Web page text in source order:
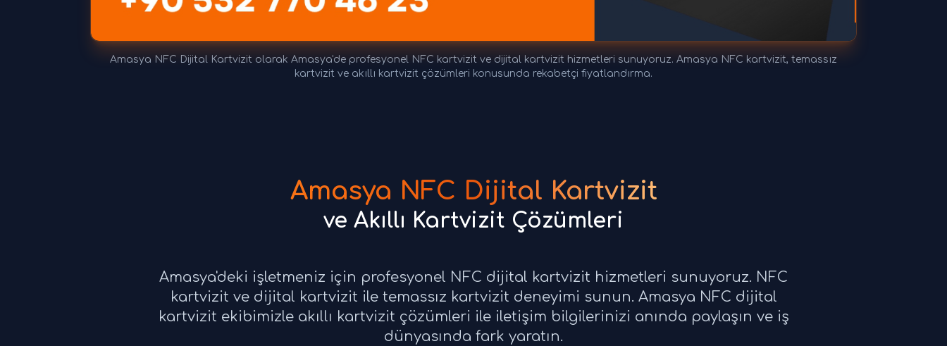
Amasya NFC Dijital Kartvizit olarak Amasya'de profesyonel NFC kartvizit ve dijital kartvizit hizmetleri sunuyoruz. Amasya NFC kartvizit, temassız
kartvizit ve akıllı kartvizit çözümleri konusunda rekabetçi fiyatlandırma.
Amasya NFC Dijital Kartvizit
ve Akıllı Kartvizit Çözümleri
Amasya'deki işletmeniz için profesyonel NFC dijital kartvizit hizmetleri sunuyoruz. NFC
kartvizit ve dijital kartvizit ile temassız kartvizit deneyimi sunun. Amasya NFC dijital
kartvizit ekibimizle akıllı kartvizit çözümleri ile iletişim bilgilerinizi anında paylaşın ve iş
dünyasında fark yaratın.